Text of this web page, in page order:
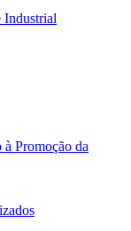
Industrial
Promoção da